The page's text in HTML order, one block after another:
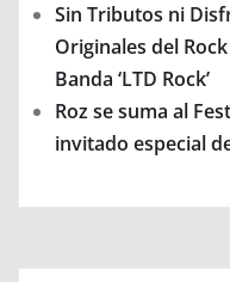
Sin Tributos ni
Originales del
Banda ‘LTD Rock’
Roz se suma al
invitado especial